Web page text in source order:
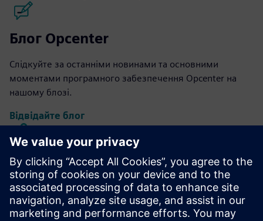
Блог Opcenter
Слідкуйте за останніми новинами та основними
моментами програмного забезпечення Opcenter на
нашому блозі.
Відвідайте блог
Спільнота Opcenter
Приєднуйтесь до розмови або отримайте відповіді на
всі запитання щодо програмного забезпечення
Opcenter.